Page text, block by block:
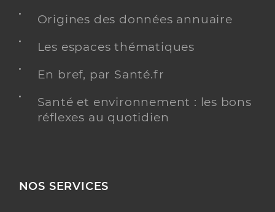
Origines des données annuaire
Les espaces thématiques
En bref, par Santé.fr
Santé et environnement : les bons
réflexes au quotidien
NOS SERVICES